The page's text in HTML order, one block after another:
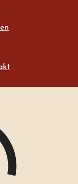
fashion & beauty